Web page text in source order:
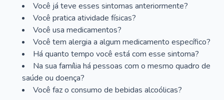
Você já teve esses sintomas anteriormente?
Você pratica atividade físicas?
Você usa medicamentos?
Você tem alergia a algum medicamento específico?
Há quanto tempo você está com esse sintoma?
Na sua família há pessoas com o mesmo quadro de
saúde ou doença?
Você faz o consumo de bebidas alcoólicas?